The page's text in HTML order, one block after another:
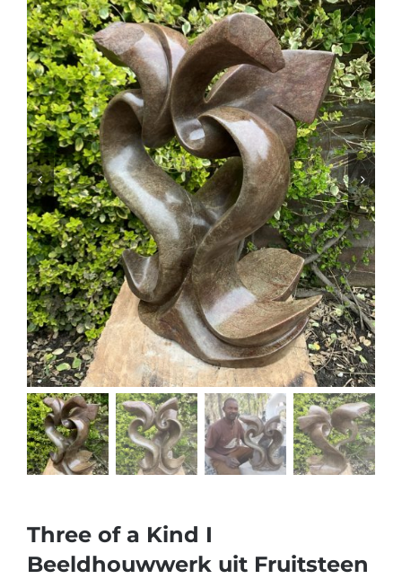
Three of a Kind I
Beeldhouwwerk uit Fruitsteen